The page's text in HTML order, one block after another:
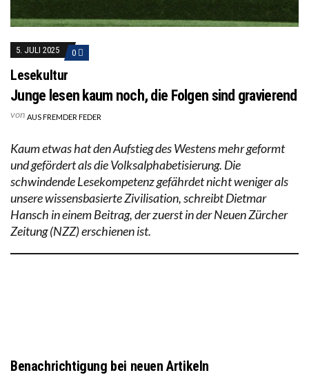
5. JULI 2025 0
Lesekultur
Junge lesen kaum noch, die Folgen sind gravierend
von AUS FREMDER FEDER
Kaum etwas hat den Aufstieg des Westens mehr geformt
und gefördert als die Volksalphabetisierung. Die
schwindende Lesekompetenz gefährdet nicht weniger als
unsere wissensbasierte Zivilisation, schreibt Dietmar
Hansch in einem Beitrag, der zuerst in der Neuen Zürcher
Zeitung (NZZ) erschienen ist.
Benachrichtigung bei neuen Artikeln